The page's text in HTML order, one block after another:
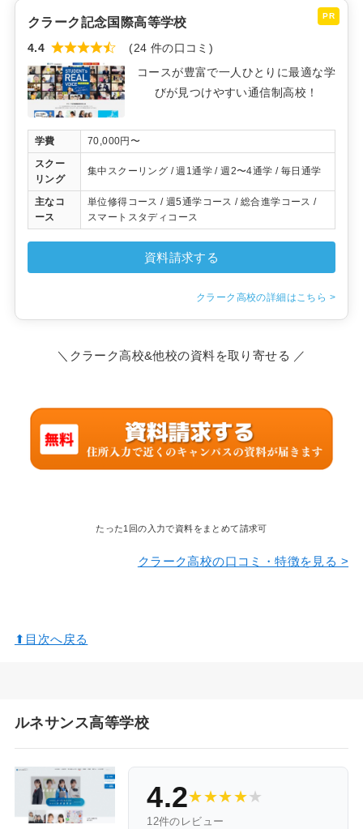
クラーク記念国際高等学校 PR
4.4
(24 件の口コミ)
コースが豊富で一人ひとりに最適な学
びが見つけやすい通信制高校！
学費
70,000円〜
スクー
リング
集中スクーリング / 週1通学 / 週2〜4通学 / 毎日通学
主なコ
ース
単位修得コース / 週5通学コース / 総合進学コース /
スマートスタディコース
資料請求する
クラーク高校の詳細はこちら >
＼クラーク高校&他校の資料を取り寄せる ／
たった1回の入力で資料をまとめて請求可
クラーク高校の口コミ・特徴を見る >
⬆︎目次へ戻る
ルネサンス高等学校
4.2★★★★★
12件のレビュー